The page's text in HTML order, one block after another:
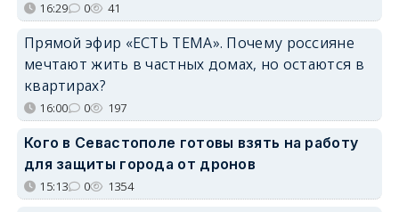
16:29 0 41
Прямой эфир «ЕСТЬ ТЕМА». Почему россияне
мечтают жить в частных домах, но остаются в
квартирах?
16:00 0 197
Кого в Севастополе готовы взять на работу
для защиты города от дронов
15:13 0 1354